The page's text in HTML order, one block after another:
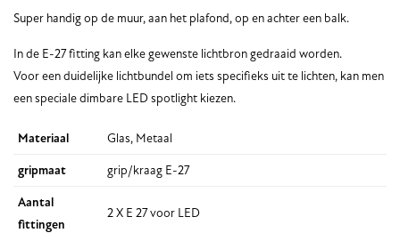
Super handig op de muur, aan het plafond, op en achter een balk.
In de E-27 fitting kan elke gewenste lichtbron gedraaid worden.
Voor een duidelijke lichtbundel om iets specifieks uit te lichten, kan men
een speciale dimbare LED spotlight kiezen.
Materiaal Glas, Metaal
gripmaat grip/kraag E-27
Aantal
fittingen
2 X E 27 voor LED